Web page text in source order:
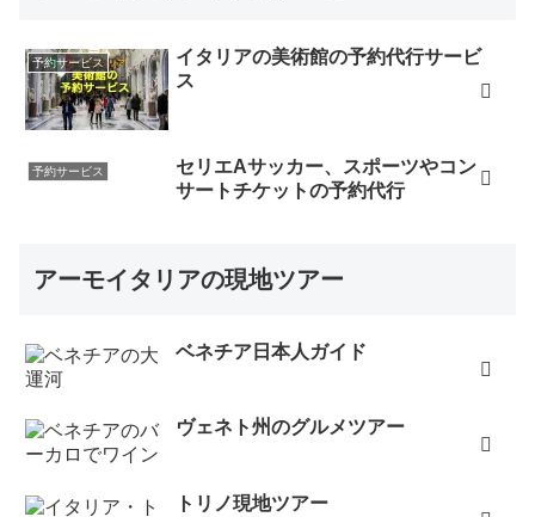
ア行きたいなぁと思っています(笑) 大変お世話になりま
した。御礼まで（ベネチア、2023年3月16日）
ぜひよろしくお願いします（ボローニャ Trattoria
Gianni、2023年3月10日）
の説明まで丁寧にして頂きありがとうございます。（ベ
こんにちは、ご確認にご連絡ありがとうございます!ま
た、レストランの迅速なお手配誠にありがとうございま
ロッケッタ・マッテイの予約、お手配頂きまして本当に
認いたしました。今回の旅行でどうしても見たいお城だ
予約サービス
イタリアの美術館の予約代行サービ
ス
予約サービス
セリエAサッカー、スポーツやコン
サートチケットの予約代行
アーモイタリアの現地ツアー
ベネチア日本人ガイド
ヴェネト州のグルメツアー
トリノ現地ツアー